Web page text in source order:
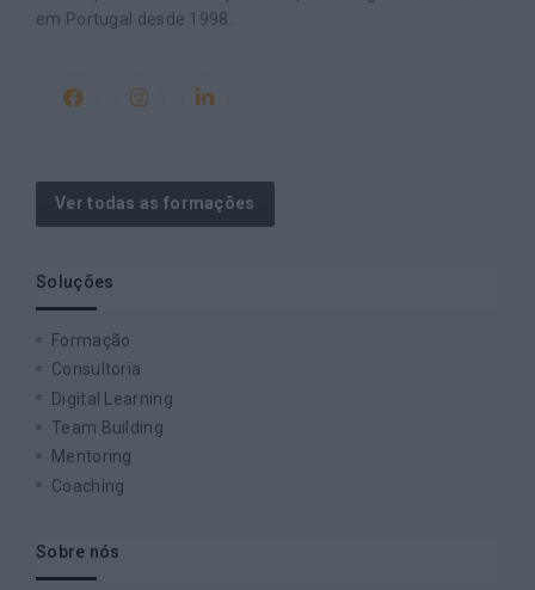
em Portugal desde 1998.
Ver todas as formações
Soluções
Formação
Consultoria
Digital Learning
Team Building
Mentoring
Coaching
Sobre nós